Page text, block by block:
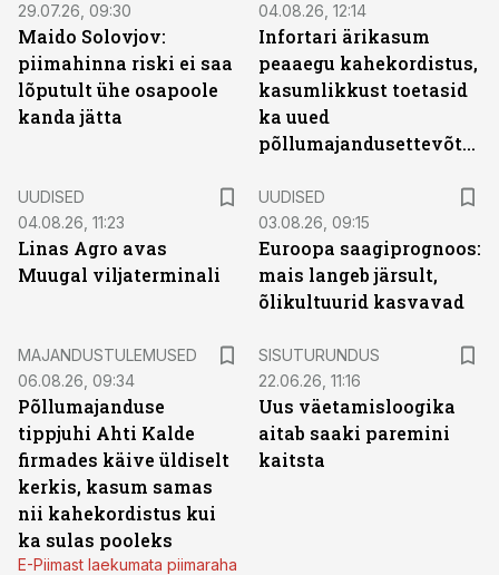
29.07.26, 09:30
Maido Solovjov:
piimahinna riski ei saa
lõputult ühe osapoole
kanda jätta
04.08.26, 12:14
Infortari ärikasum
peaaegu kahekordistus,
kasumlikkust toetasid
ka uued
põllumajandusettevõtted
UUDISED
04.08.26, 11:23
Linas Agro avas
Muugal viljaterminali
UUDISED
03.08.26, 09:15
Euroopa saagiprognoos:
mais langeb järsult,
õlikultuurid kasvavad
MAJANDUSTULEMUSED
06.08.26, 09:34
Põllumajanduse
tippjuhi Ahti Kalde
firmades käive üldiselt
kerkis, kasum samas
nii kahekordistus kui
ka sulas pooleks
E-Piimast laekumata piimaraha
SISUTURUNDUS
22.06.26, 11:16
Uus väetamisloogika
aitab saaki paremini
kaitsta